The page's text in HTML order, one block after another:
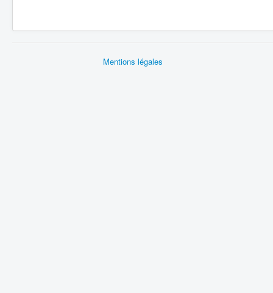
Mentions légales